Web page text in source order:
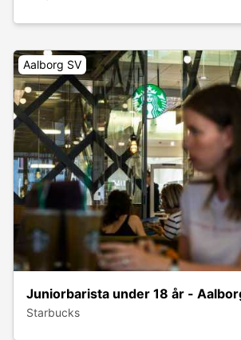
Aalborg SV
Juniorbarista under 18 år -
Starbucks